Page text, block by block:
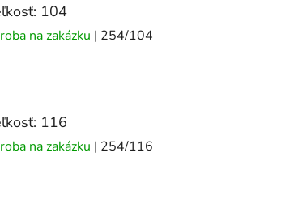
104
na zakázku | 254/104
116
na zakázku | 254/116